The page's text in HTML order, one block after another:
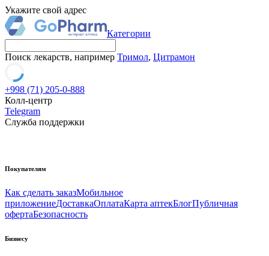
Укажите свой адрес
Категории
Поиск лекарств, например Тримол, Цитрамон
+998 (71) 205-0-888
Колл-центр
Telegram
Служба поддержки
Покупателям
Как сделать заказМобильное
приложениеДоставкаОплатаКарта аптекБлогПубличная
офертаБезопасность
Бизнесу